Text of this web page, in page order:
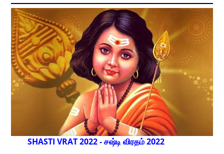
SHASTI VRAT 2022 - சஷ்டி விரதம் 2022